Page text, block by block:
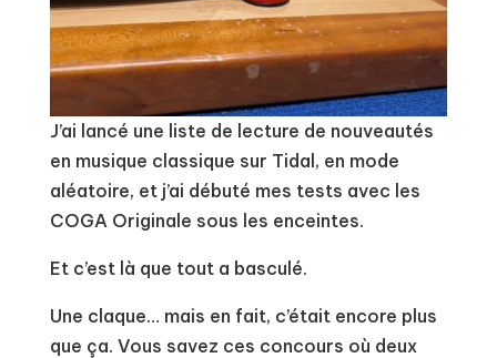
J’ai lancé une liste de lecture de nouveautés
en musique classique sur Tidal, en mode
aléatoire, et j’ai débuté mes tests avec les
COGA Originale sous les enceintes.
Et c’est là que tout a basculé.
Une claque… mais en fait, c’était encore plus
que ça. Vous savez ces concours où deux